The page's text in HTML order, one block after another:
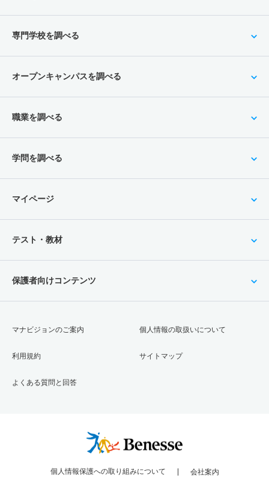
専門学校を調べる
オープンキャンパスを調べる
職業を調べる
学問を調べる
マイページ
テスト・教材
保護者向けコンテンツ
マナビジョンのご案内
利用規約
よくある質問と回答
個人情報の取扱いについて
サイトマップ
個人情報保護への取り組みについて 会社案内